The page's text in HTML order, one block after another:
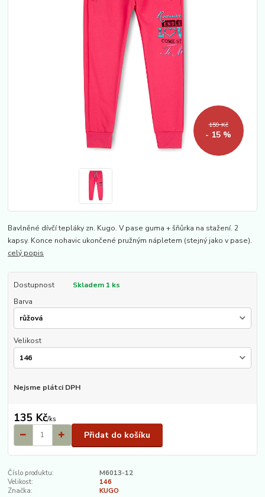
159 Kč
- 15 %
Bavlněné dívčí tepláky zn. Kugo. V pase guma + šňůrka na stažení. 2
kapsy. Konce nohavic ukončené pružným nápletem (stejný jako v pase).
celý popis
Dostupnost
Skladem 1 ks
Barva
Velikost
Nejsme plátci DPH
135 Kč/ks
Přidat do košíku
Číslo produktu:
M6013-12
Velikost:
146
Značka:
KUGO